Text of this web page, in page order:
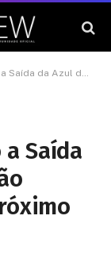
nos EUA em Próximo Mês – O Otimista
Saída